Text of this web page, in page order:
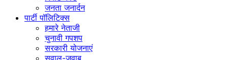
जनता जनार्दन
पार्टी पॉलिटिक्स
हमारे नेताजी
चुनावी गपशप
सरकारी योजनाएं
सवाल-जवाब